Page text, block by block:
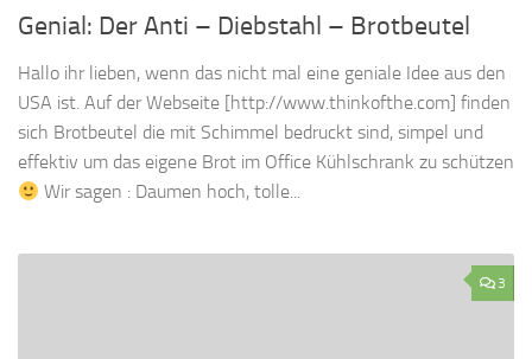
Genial: Der Anti – Diebstahl – Brotbeutel
Hallo ihr lieben, wenn das nicht mal eine geniale Idee aus den
USA ist. Auf der Webseite [http://www.thinkofthe.com] finden
sich Brotbeutel die mit Schimmel bedruckt sind, simpel und
effektiv um das eigene Brot im Office Kühlschrank zu schützen
Wir sagen : Daumen hoch, tolle...
3